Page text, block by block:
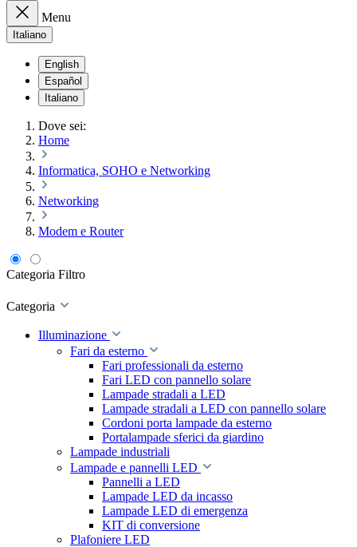
Menu
Italiano
English
Español
Italiano
Dove sei:
Home
Informatica, SOHO e Networking
Networking
Modem e Router
Categoria Filtro
Categoria
Illuminazione
Fari da esterno
Fari professionali da esterno
Fari LED con pannello solare
Lampade stradali a LED
Lampade stradali a LED con pannello solare
Cordoni porta lampade da esterno
Portalampade sferici da giardino
Lampade industriali
Lampade e pannelli LED
Pannelli a LED
Lampade LED da incasso
Lampade LED di emergenza
KIT di conversione
Plafoniere LED